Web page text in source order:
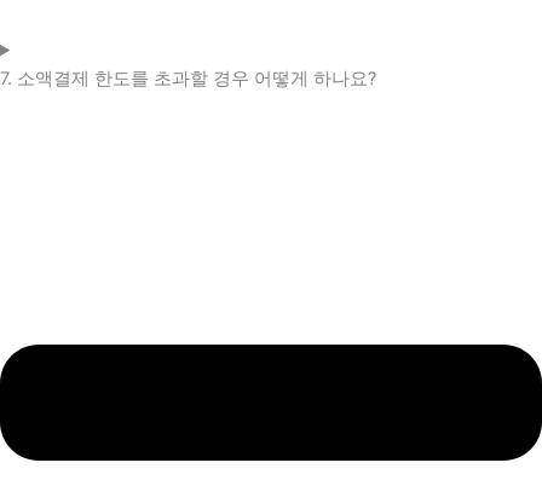
7. 소액결제 한도를 초과할 경우 어떻게 하나요?